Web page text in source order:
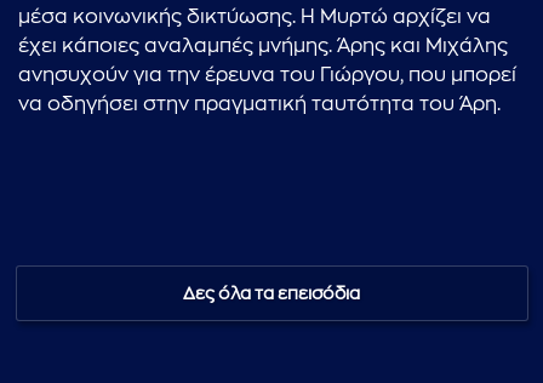
μέσα κοινωνικής δικτύωσης. Η Μυρτώ αρχίζει να
έχει κάποιες αναλαμπές μνήμης. Άρης και Μιχάλης
ανησυχούν για την έρευνα του Γιώργου, που μπορεί
να οδηγήσει στην πραγματική ταυτότητα του Άρη.
Δες όλα τα επεισόδια